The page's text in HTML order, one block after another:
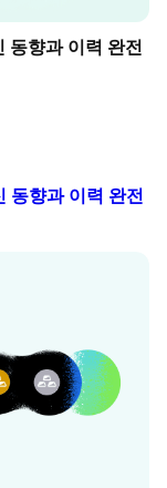
동향과 이력 완전
동향과 이력 완전